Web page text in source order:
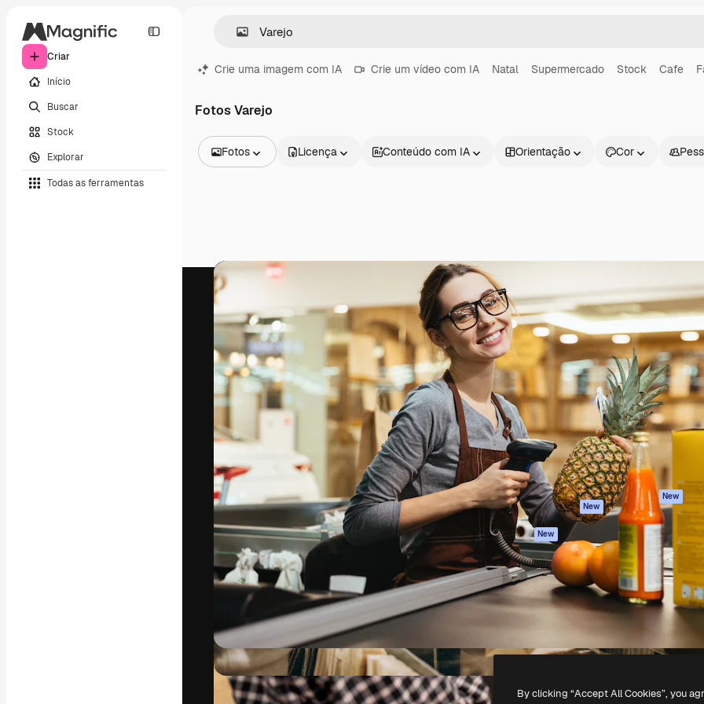
Criar
Início
Buscar
Stock
Explorar
Todas as ferramentas
Crie uma imagem com IA Crie um vídeo com IA Natal Supermercado Stock Cafe
Fotos Varejo
Fotos
Vídeos
Clipes de vídeo
Animações
Modelos de vídeos
Ícones
Modelos 3D
Fontes
Licença Conteúdo com IA Orientação Cor
A plataforma criativa para você direcionar
seu melhor trabalho. Mais de 1 milhão de
assinantes entre criativos, empresas,
agências e estúdios.
Português
Produtos
Spaces
Assistente de IA
Gerador de
imagens
Gerador de vídeos
Texto para voz
Conteúdo de stock
MCP para
Claude/ChatGPT
New
Agentes New
API
App móvel
Todas as
ferramentas
Começar
Academy
Documentação
Atendimento
Termos e
condições
Política de
privacidade
Originais New
Política de
Central de
confiabilidade
Afiliados
Empresas
Copyright © 2010- 2026Freepik Company S.L.U.Todos os direitos reservados.
By clicking “Accept All Cookies”, you